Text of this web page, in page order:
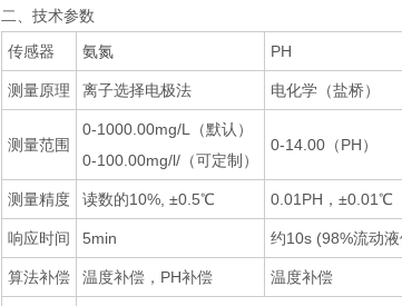
二、技术参数
传感器
氨氮 PH
测量原理 离子选择电极法 电化学（盐桥）
测量范围
0-1000.00mg/L（默认）
0-100.00mg/l/（可定制）
0-14.00（PH）
测量精度 读数的10%, ±0.5℃ 0.01PH，±0.01℃
响应时间 5min 约10s (98%流动
算法补偿 温度补偿，PH补偿 温度补偿